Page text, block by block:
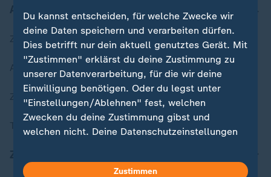
Aktuell bei ZDFheute
Zuletzt veröffentlicht
Aktuelle Sendungs-Videos
ZDFheute Stories
Themen im Überblick
Du kannst entscheiden, für welche Zwecke wir
deine Daten speichern und verarbeiten dürfen.
Dies betrifft nur dein aktuell genutztes Gerät. Mit
"Zustimmen" erklärst du deine Zustimmung zu
unserer Datenverarbeitung, für die wir deine
Einwilligung benötigen. Oder du legst unter
"Einstellungen/Ablehnen" fest, welchen
Zwecken du deine Zustimmung gibst und
welchen nicht. Deine Datenschutzeinstellungen
in deinen Einstellungen widerrufen oder ändern.
Zustimmen